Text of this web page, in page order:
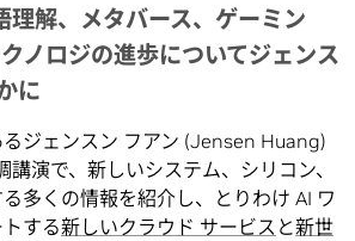
理解、メタバース、ゲーミン
ノロジの進歩についてジェンス
に
るジェンスン フアン (Jensen Huang)
講演で、新しいシステム、シリコン、
多くの情報を紹介し、とりわけ AI ワ
する新しいクラウド サービス と新世